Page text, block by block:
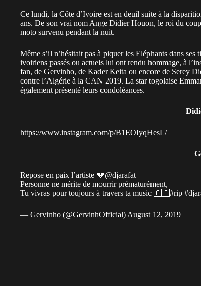
Ce lundi, la Côte d’Ivoire est en deuil suite à la
ans. De son vrai nom Ange Didier Houon, le roi du
moto survenu pendant la nuit.
Même s’il n’hésitait pas à piquer les Eléphants dans
ivoiriens passés ou actuels lui ont rendu hommage, à
fan, de Gervinho, de Kader Keita ou encore de Serey
contre l’Algérie à la CAN 2019. La star togolaise
également présenté leurs condoléances.
https://www.instagram.com/p/B1EOIyqHesL/
Repose en paix l’artiste 💔@djarafat
Personne ne mérite de mourrir prématurément,
Tu vivras pour toujours à travers ta music 🇨🇮#rip
— Gervinho (@GervinhOfficial) August 12, 2019